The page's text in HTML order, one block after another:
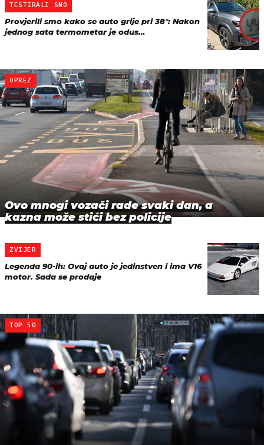
TESTIRALI SMO
Provjerili smo kako se auto grije pri 38°: Nakon
jednog sata termometar je odus…
OPREZ
Ovo mnogi vozači rade svaki dan, a
kazna može stići bez policije
ZVIJER
Legenda 90-ih: Ovaj auto je jedinstven i ima V16
motor. Sada se prodaje
TOP 50